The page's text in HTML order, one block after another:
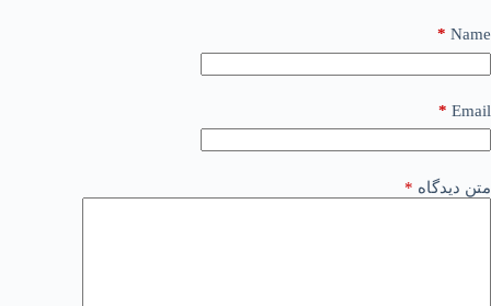
Name
*
Email
*
متن دیدگاه *